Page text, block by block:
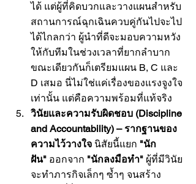
ได้ แต่ผู้ที่คิดบวกและวางแผนสำหรับ
สถานการณ์ฉุกเฉินควบคู่กันไปจะไป
ได้ไกลกว่า ผู้นำที่ดีจะมอบความหวัง
ให้กับทีมในช่วงเวลาที่ยากลำบาก
ขณะเดียวกันก็เตรียมแผน B, C และ
D เสมอ นี่ไม่ใช่แค่เรื่องของแรงจูงใจ
เท่านั้น แต่คือความพร้อมที่แท้จริง
วินัยและความรับผิดชอบ (Discipline
and Accountability) – รากฐานของ
ความไว้วางใจ นิสัยนี้แยก "นัก
ฝัน" ออกจาก "นักลงมือทำ" ผู้ที่มีวินัย
จะทำภารกิจเล็กๆ ซ้ำๆ จนสร้าง